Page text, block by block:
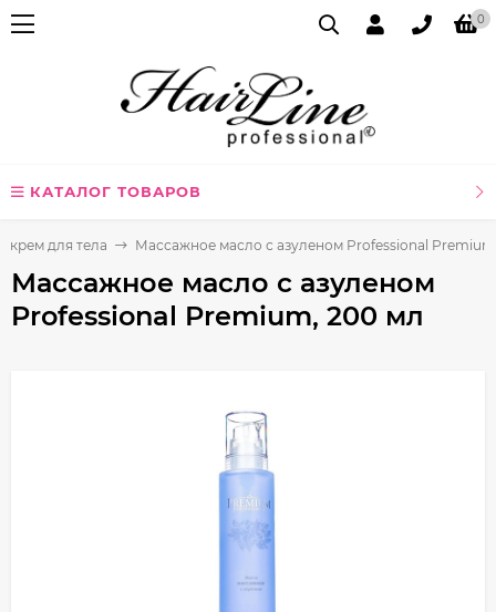
0
КАТАЛОГ ТОВАРОВ
крем для тела Массажное масло с азуленом Professional
Массажное масло с азуленом
Professional Premium, 200 мл